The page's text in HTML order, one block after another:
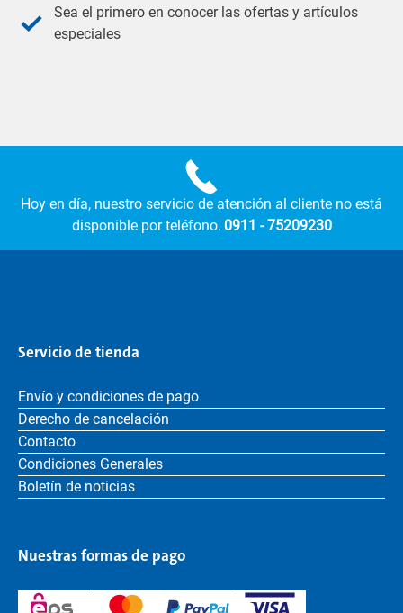
Sea el primero en conocer las ofertas y artículos
especiales
Hoy en día, nuestro servicio de atención al cliente no está
disponible por teléfono. 0911 - 75209230
Servicio de tienda
Envío y condiciones de pago
Derecho de cancelación
Contacto
Condiciones Generales
Boletín de noticias
Nuestras formas de pago